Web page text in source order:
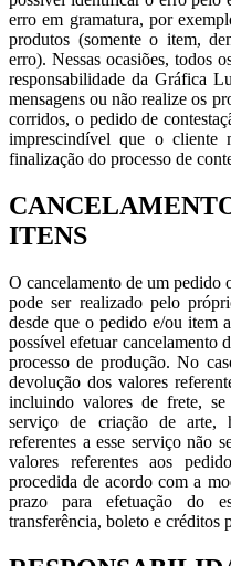
erro em gramatura, por
produtos (somente o item,
erro). Nessas ocasiões, todos
responsabilidade da Gráfica
mensagens ou não realize os
corridos, o pedido de
imprescindível que o cliente
finalização do processo de
ITENS
O cancelamento de um pedido
pode ser realizado pelo
desde que o pedido e/ou item
possível efetuar cancelamento
processo de produção. No
devolução dos valores
incluindo valores de frete,
serviço de criação de arte,
referentes a esse serviço não
valores referentes aos
procedida de acordo com a
prazo para efetuação do
transferência, boleto e créditos